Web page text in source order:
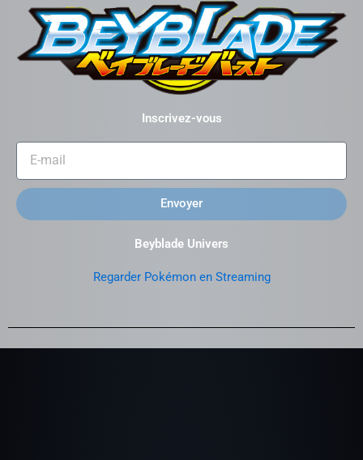
Inscrivez-vous
Envoyer
Beyblade Univers
Regarder Pokémon en Streaming